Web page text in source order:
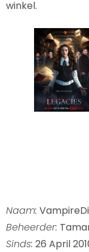
winkel.
Naam:
Beheerder:
Sinds: 26 April